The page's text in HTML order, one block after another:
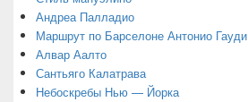
Андреа Палладио
Маршрут по Барселоне Антонио Гауди
Алвар Аалто
Сантьяго Калатрава
Небоскребы Нью — Йорка